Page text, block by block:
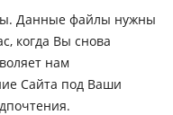
Данные файлы нужны
когда Вы снова
нам
Сайта под Ваши